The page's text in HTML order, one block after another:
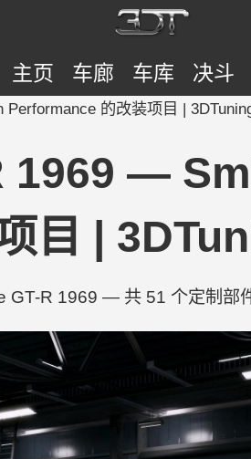
主页 车廊 车库 决斗
的改装项目 |
1969 —
目 |
GT-R 1969 — 共 51 个定制部